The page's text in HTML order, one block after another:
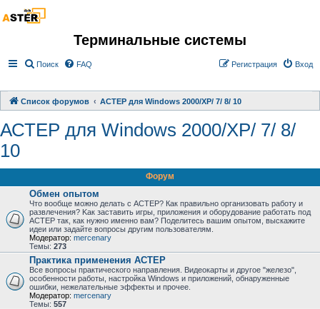
Терминальные системы
Поиск FAQ Вход
Регистрация
Список форумов АСТЕР для Windows 2000/XP/ 7/ 8/ 10
АСТЕР для Windows 2000/XP/ 7/ 8/
10
Форум
Обмен опытом
Что вообще можно делать с АСТЕР? Как правильно организовать работу и
развлечения? Kак заставить игры, приложения и оборудование работать под
АСТЕР так, как нужно именно вам? Поделитесь вашим опытом, выскажите
идеи или задайте вопросы другим пользователям.
Модератор: mercenary
Темы: 273
Практика применения АСТЕР
Все вопросы практического направления. Видеокарты и другое "железо",
особенности работы, настройка Windows и приложений, обнаруженные
ошибки, нежелательные эффекты и прочее.
Модератор: mercenary
Темы: 557